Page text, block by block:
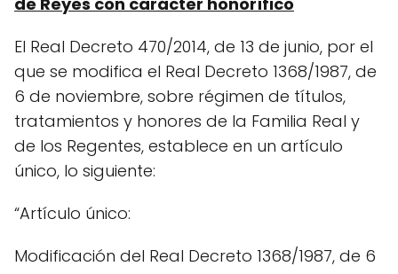
El Real Decreto 470/2014, de 13 de junio, por el
que se modifica el Real Decreto 1368/1987, de
6 de noviembre, sobre régimen de títulos,
tratamientos y honores de la Familia Real y
de los Regentes, establece en un artículo
único, lo siguiente:
“Artículo único:
Modificación del Real Decreto 1368/1987, de 6